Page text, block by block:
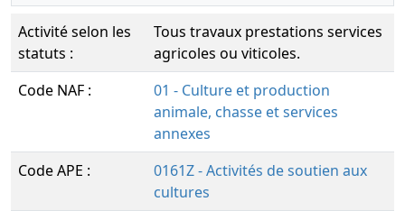
Activité selon les
statuts :
Tous travaux prestations services
agricoles ou viticoles.
Code NAF :
01 - Culture et production
animale, chasse et services
annexes
Code APE :
0161Z - Activités de soutien aux
cultures